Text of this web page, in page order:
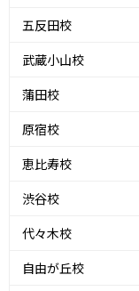
五反田校
武蔵小山校
蒲田校
原宿校
恵比寿校
渋谷校
代々木校
自由が丘校